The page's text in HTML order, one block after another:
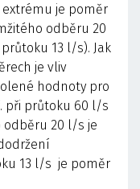
je poměr
odběru 20
13 l/s). Jak
je vliv
hodnoty pro
při průtoku 60 l/s
odběru 20 l/s je
13 l/s je poměr